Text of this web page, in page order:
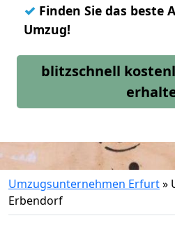
✓ Finden Sie das beste
Umzug!
blitzschnell
Umzugsunternehmen Erfurt»
Erbendorf